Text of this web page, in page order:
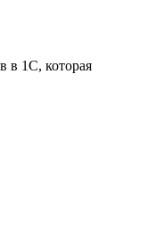
в 1С, которая